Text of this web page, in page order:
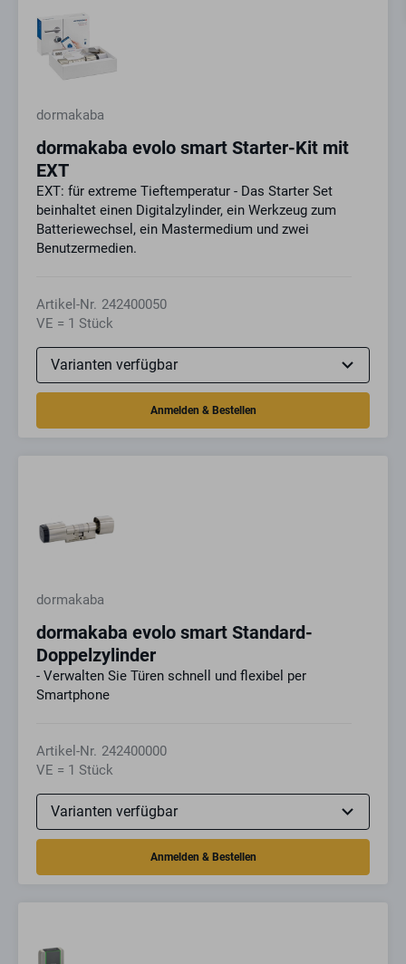
dormakaba
dormakaba evolo smart Starter-Kit mit
EXT
EXT: für extreme Tieftemperatur - Das Starter Set
beinhaltet einen Digitalzylinder, ein Werkzeug zum
Batteriewechsel, ein Mastermedium und zwei
Benutzermedien.
Artikel-Nr. 242400050
VE = 1 Stück
dormakaba
dormakaba evolo smart Standard-
Doppelzylinder
- Verwalten Sie Türen schnell und flexibel per
Smartphone
Artikel-Nr. 242400000
VE = 1 Stück